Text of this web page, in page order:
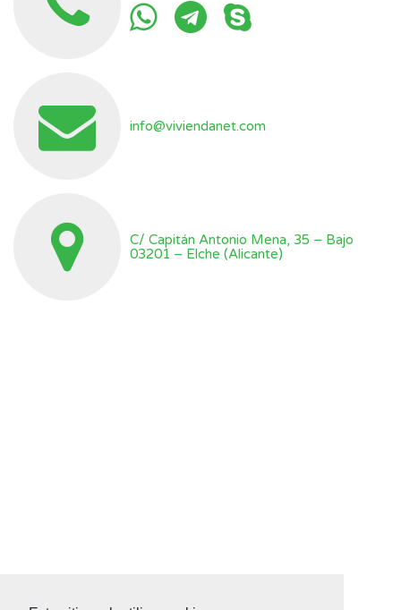
info@viviendanet.com
C/ Capitán Antonio Mena, 35 – Bajo
03201 – Elche (Alicante)